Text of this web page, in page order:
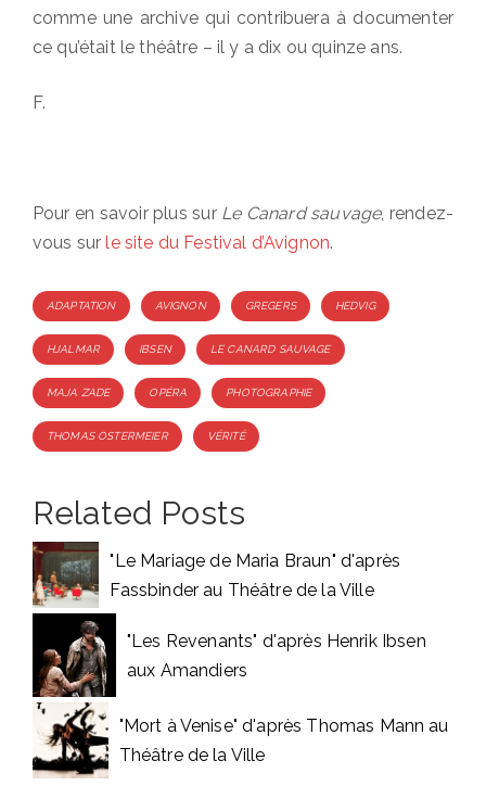
comme une archive qui contribuera à documenter
ce qu’était le théâtre – il y a dix ou quinze ans.
F.
Pour en savoir plus sur Le Canard sauvage, rendez-
vous surle site du Festival d’Avignon.
Tags
ADAPTATION AVIGNON GREGERS HEDVIG
HJALMAR IBSEN LE CANARD SAUVAGE
MAJA ZADE OPÉRA PHOTOGRAPHIE
THOMAS OSTERMEIER VÉRITÉ
Related Posts
"Le Mariage de Maria Braun" d'après
Fassbinder au Théâtre de la Ville
"Les Revenants" d'après Henrik Ibsen
aux Amandiers
"Mort à Venise" d'après Thomas Mann au
Théâtre de la Ville